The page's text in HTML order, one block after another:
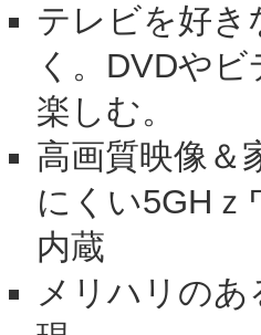
テレビを好き
く。DVDや
楽しむ。
高画質映像＆
にくい5GH
内蔵
メリハリのあ